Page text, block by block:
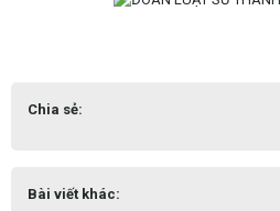
Chia sẻ:
Bài viết khác: